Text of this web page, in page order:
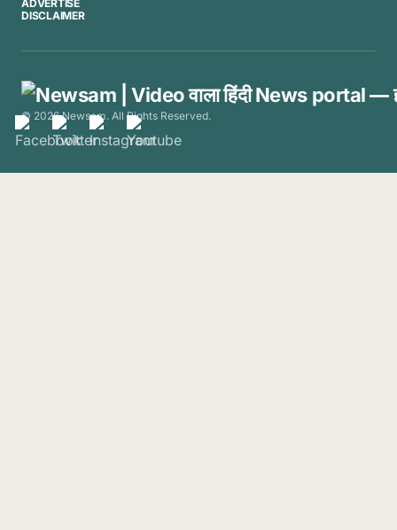
ADVERTISE
DISCLAIMER
© 2026 Newsam. All Rights Reserved.